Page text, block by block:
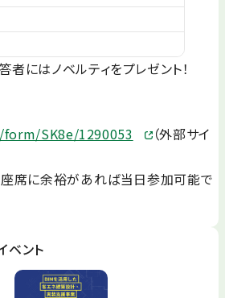
にはノベルティをプレゼント！
SK8e/1290053
（外部サイ
席に余裕があれば当日参加可能で
ベント